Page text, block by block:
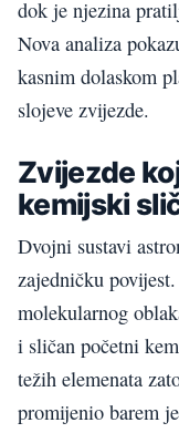
dok je njezina
Nova analiza
kasnim dolaskom
slojeve zvijezde.
Zvijezde
kemijski
Dvojni sustavi
zajedničku
molekularnog
i sličan početni
težih elemenata
promijenio barem